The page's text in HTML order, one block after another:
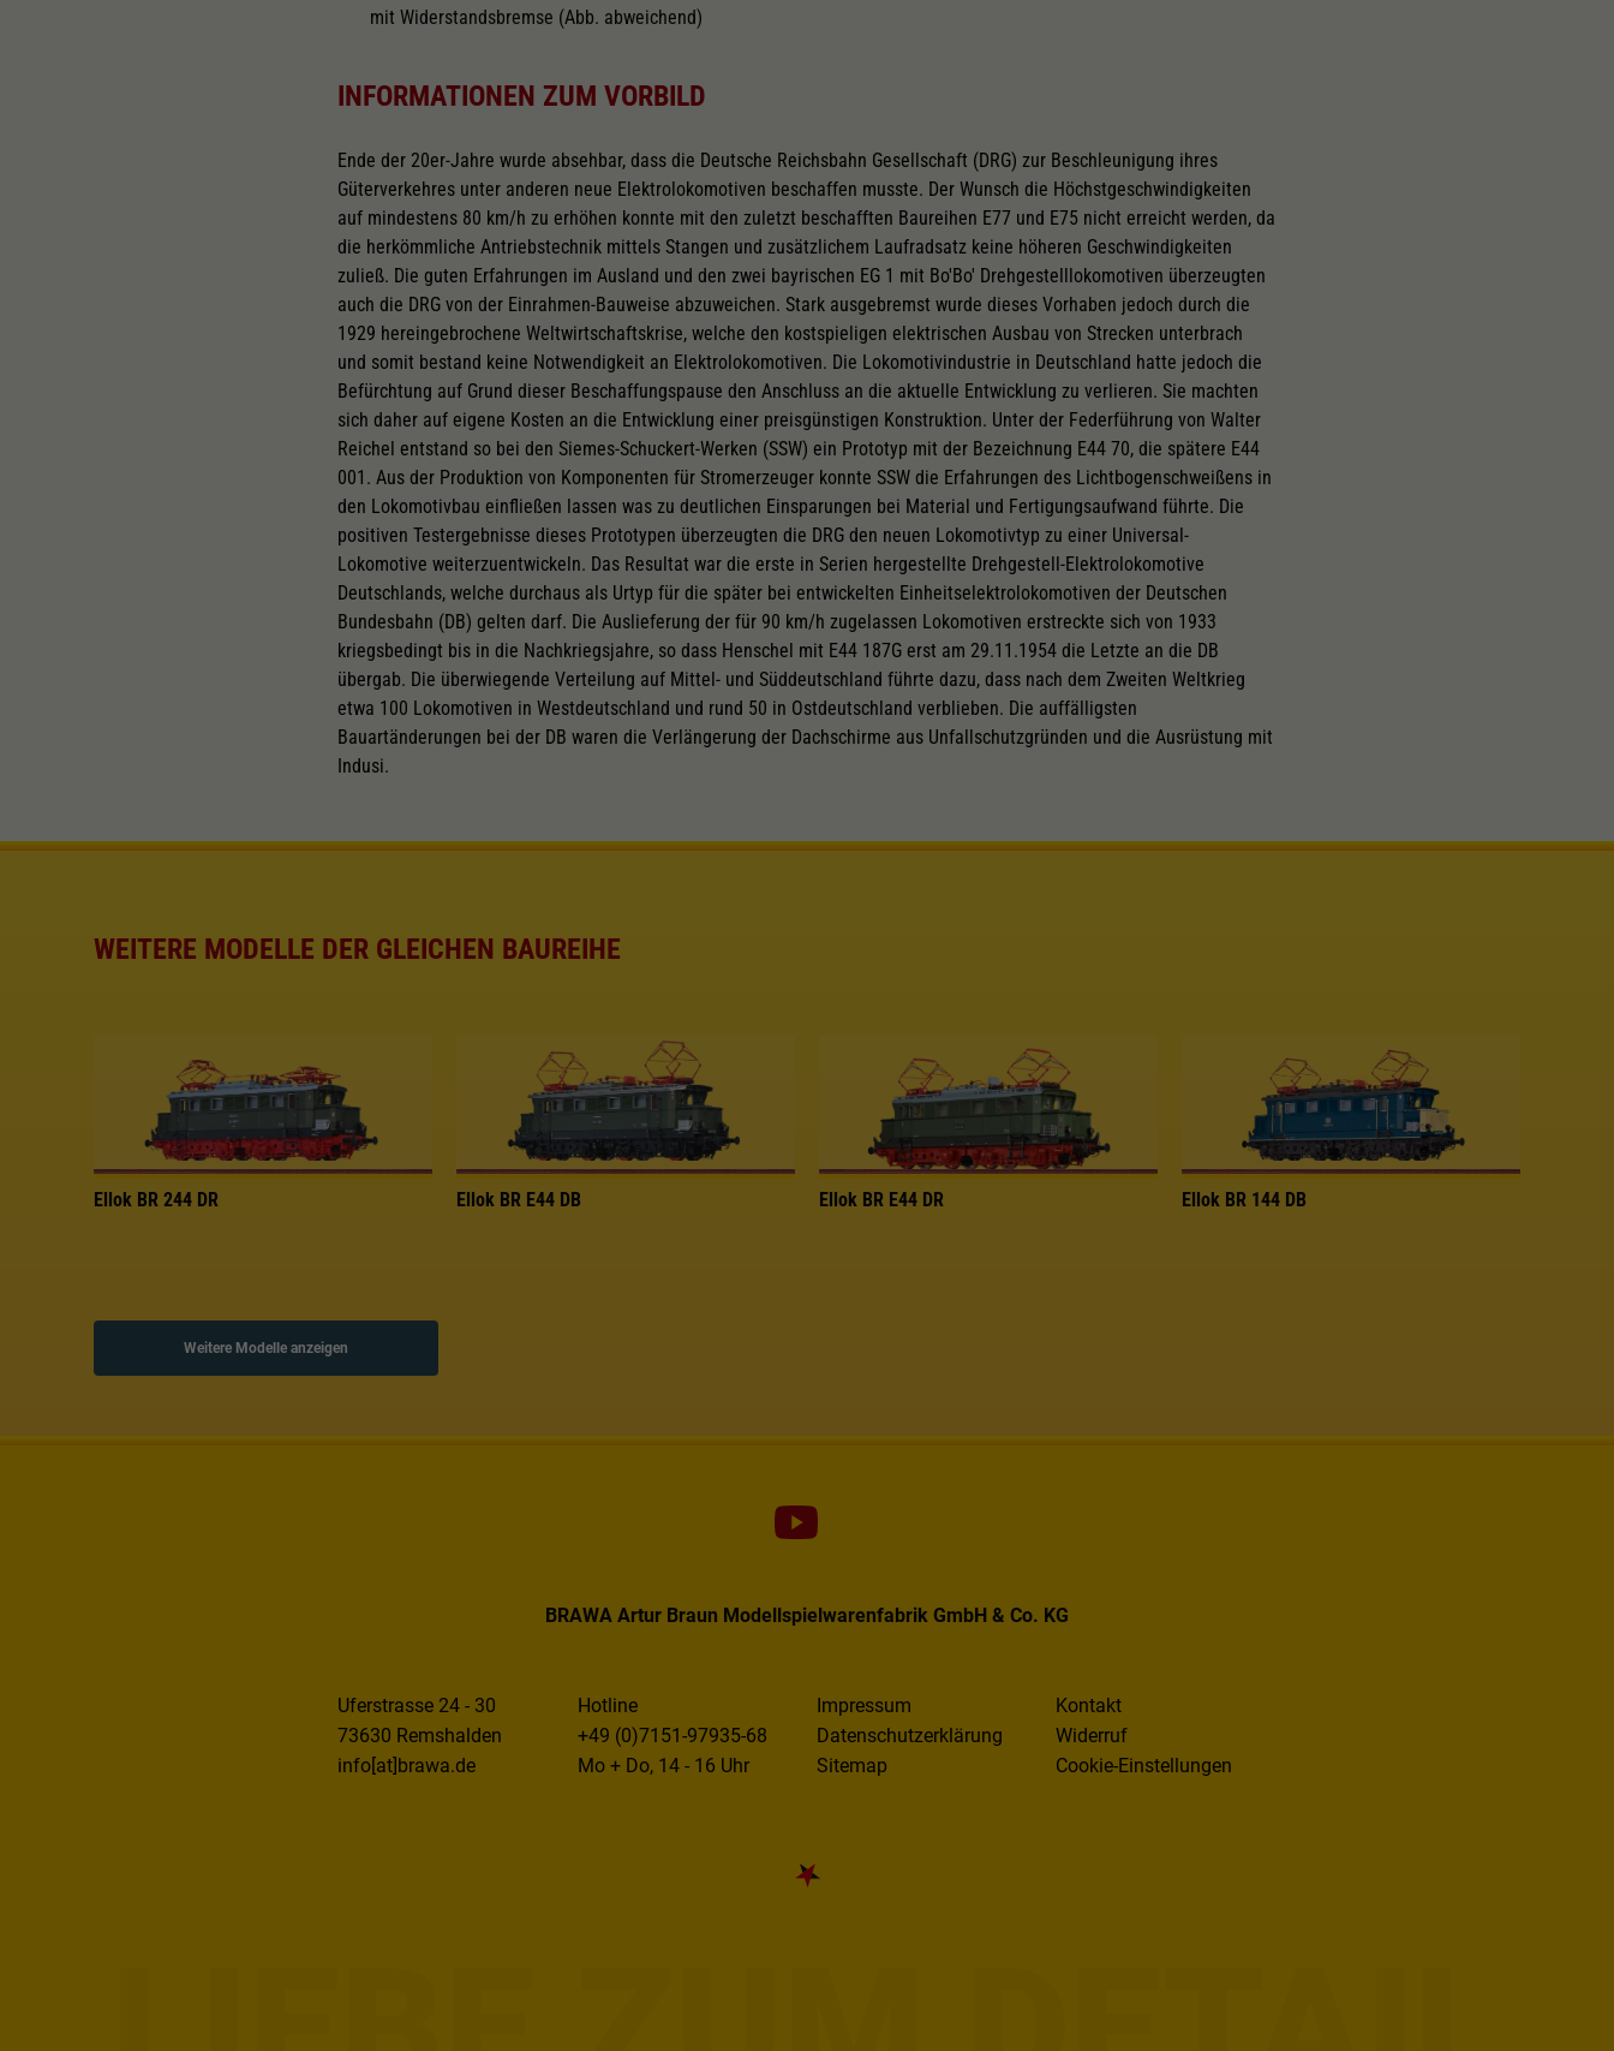
mit Widerstandsbremse (Abb. abweichend)
INFORMATIONEN ZUM VORBILD
Ende der 20er-Jahre wurde absehbar, dass die Deutsche Reichsbahn Gesellschaft (DRG) zur Beschleunigung ihres
Güterverkehres unter anderen neue Elektrolokomotiven beschaffen musste. Der Wunsch die Höchstgeschwindigkeiten
auf mindestens 80 km/h zu erhöhen konnte mit den zuletzt beschafften Baureihen E77 und E75 nicht erreicht werden, da
die herkömmliche Antriebstechnik mittels Stangen und zusätzlichem Laufradsatz keine höheren Geschwindigkeiten
zuließ. Die guten Erfahrungen im Ausland und den zwei bayrischen EG 1 mit Bo'Bo' Drehgestelllokomotiven überzeugten
auch die DRG von der Einrahmen-Bauweise abzuweichen. Stark ausgebremst wurde dieses Vorhaben jedoch durch die
1929 hereingebrochene Weltwirtschaftskrise, welche den kostspieligen elektrischen Ausbau von Strecken unterbrach
und somit bestand keine Notwendigkeit an Elektrolokomotiven. Die Lokomotivindustrie in Deutschland hatte jedoch die
Befürchtung auf Grund dieser Beschaffungspause den Anschluss an die aktuelle Entwicklung zu verlieren. Sie machten
sich daher auf eigene Kosten an die Entwicklung einer preisgünstigen Konstruktion. Unter der Federführung von Walter
Reichel entstand so bei den Siemes-Schuckert-Werken (SSW) ein Prototyp mit der Bezeichnung E44 70, die spätere E44
001. Aus der Produktion von Komponenten für Stromerzeuger konnte SSW die Erfahrungen des Lichtbogenschweißens in
den Lokomotivbau einfließen lassen was zu deutlichen Einsparungen bei Material und Fertigungsaufwand führte. Die
positiven Testergebnisse dieses Prototypen überzeugten die DRG den neuen Lokomotivtyp zu einer Universal-
Lokomotive weiterzuentwickeln. Das Resultat war die erste in Serien hergestellte Drehgestell-Elektrolokomotive
Deutschlands, welche durchaus als Urtyp für die später bei entwickelten Einheitselektrolokomotiven der Deutschen
Bundesbahn (DB) gelten darf. Die Auslieferung der für 90 km/h zugelassen Lokomotiven erstreckte sich von 1933
kriegsbedingt bis in die Nachkriegsjahre, so dass Henschel mit E44 187G erst am 29.11.1954 die Letzte an die DB
übergab. Die überwiegende Verteilung auf Mittel- und Süddeutschland führte dazu, dass nach dem Zweiten Weltkrieg
etwa 100 Lokomotiven in Westdeutschland und rund 50 in Ostdeutschland verblieben. Die auffälligsten
Bauartänderungen bei der DB waren die Verlängerung der Dachschirme aus Unfallschutzgründen und die Ausrüstung mit
Indusi.
WEITERE MODELLE DER GLEICHEN BAUREIHE
Ellok BR 244 DR Ellok BR E44 DB Ellok BR E44 DR Ellok BR 144 DB
Weitere Modelle anzeigen
BRAWA Artur Braun Modellspielwarenfabrik GmbH & Co. KG
Uferstrasse 24 - 30
73630 Remshalden
info[at]brawa.de
Hotline
+49 (0)7151-97935-68
Mo + Do, 14 - 16 Uhr
Impressum
Datenschutzerklärung
Sitemap
Kontakt
Widerruf
Cookie-Einstellungen